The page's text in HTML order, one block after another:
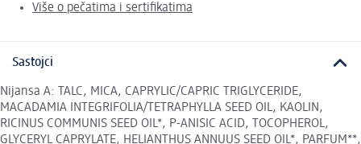
Više o pečatima i sertifikatima
Sastojci
Nijansa A: TALC, MICA, CAPRYLIC/CAPRIC TRIGLYCERIDE,
MACADAMIA INTEGRIFOLIA/TETRAPHYLLA SEED OIL, KAOLIN,
RICINUS COMMUNIS SEED OIL*, P-ANISIC ACID, TOCOPHEROL,
GLYCERYL CAPRYLATE, HELIANTHUS ANNUUS SEED OIL*, PARFUM**,